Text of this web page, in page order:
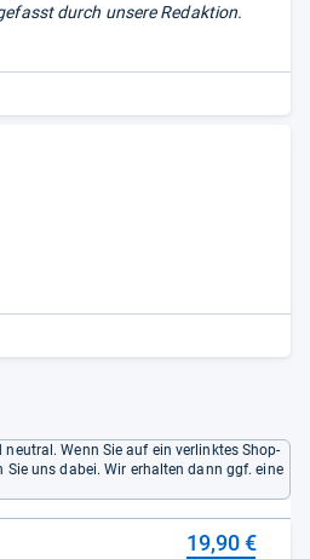
durch unsere Redaktion.
Wenn Sie auf ein verlinktes Shop-
uns dabei. Wir erhalten dann ggf. eine
19,90 €